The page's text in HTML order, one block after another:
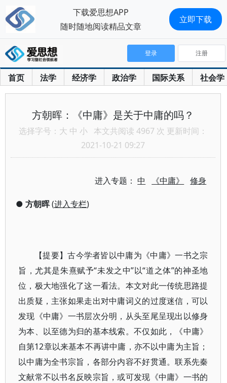
首页 法学 经济学 政治学 国际关系 社会学
登录 注册
方朝晖：《中庸》是关于中庸的吗？
选择字号： 大 中 小 本文共阅读 4967 次 更新时间：
2021-10-21 09:27
进入专题：中 《中庸》 修身
● 方朝晖(进入专栏)
【提要】古今学者皆以中庸为《中庸》一书之宗
旨，尤其是朱熹赋予“未发之中”以“道之体”的神圣地
位，极大地强化了这一看法。本文对此一传统思路提
出质疑，主张如果走出对中庸词义的过度迷信，可以
发现《中庸》一书层次分明，从头至尾呈现出以修身
为本、以至德为归的基本线索。不仅如此，《中庸》
自第12章以来基本不再讲中庸，亦不以中庸为主旨；
以中庸为全书宗旨，各部分内容不好贯通。联系先秦
文献常不以书名反映宗旨，或可发现《中庸》一书的
下载爱思想APP
随时随地阅读精品文章
立即下载